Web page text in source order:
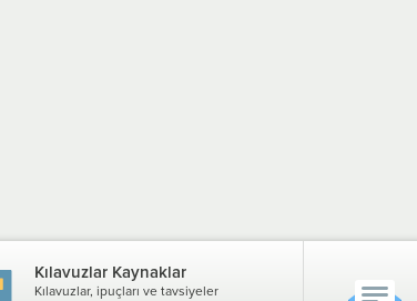
Kılavuzlar Kaynaklar
Kılavuzlar, ipuçları ve tavsiyeler